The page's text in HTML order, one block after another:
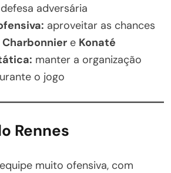
adversária
aproveitar as chances
Charbonnier e Konaté
manter a organização
o jogo
Rennes
muito ofensiva, com